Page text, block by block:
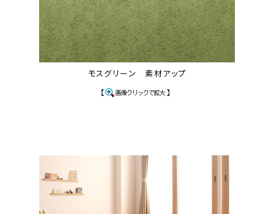
モスグリーン 素材アップ